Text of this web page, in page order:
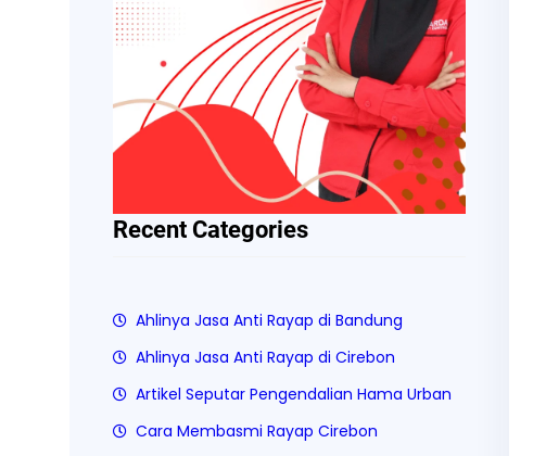
Recent Categories
Ahlinya Jasa Anti Rayap di Bandung
Ahlinya Jasa Anti Rayap di Cirebon
Artikel Seputar Pengendalian Hama Urban
Cara Membasmi Rayap Cirebon